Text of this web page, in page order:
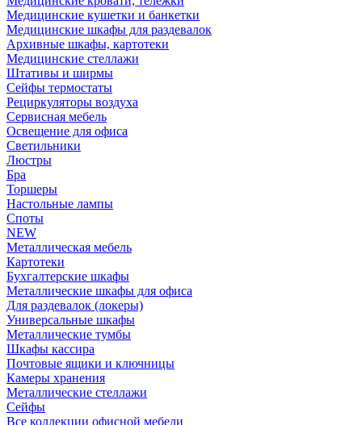
Медицинские кушетки и банкетки
Медицинские шкафы для раздевалок
Архивные шкафы, картотеки
Медицинские стеллажи
Штативы и ширмы
Сейфы термостаты
Рециркуляторы воздуха
Сервисная мебель
Освещение для офиса
Светильники
Люстры
Бра
Торшеры
Настольные лампы
Споты
NEW
Металлическая мебель
Картотеки
Бухгалтерские шкафы
Металлические шкафы для офиса
Для раздевалок (локеры)
Универсальные шкафы
Металлические тумбы
Шкафы кассира
Почтовые ящики и ключницы
Камеры хранения
Металлические стеллажи
Сейфы
Все коллекции офисной мебели